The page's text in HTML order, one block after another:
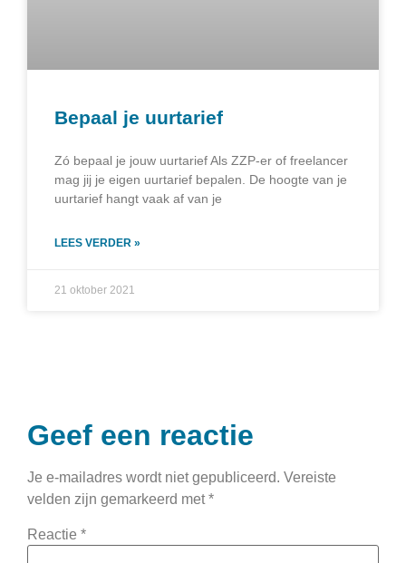
Bepaal je uurtarief
Zó bepaal je jouw uurtarief Als ZZP-er of freelancer
mag jij je eigen uurtarief bepalen. De hoogte van je
uurtarief hangt vaak af van je
LEES VERDER »
21 oktober 2021
Geef een reactie
Je e-mailadres wordt niet gepubliceerd. Vereiste
velden zijn gemarkeerd met*
Reactie *